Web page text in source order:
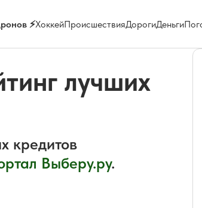
⚡ХоккейПроисшествияДорогиДеньги
лучших
кредитов
Выберу.ру.